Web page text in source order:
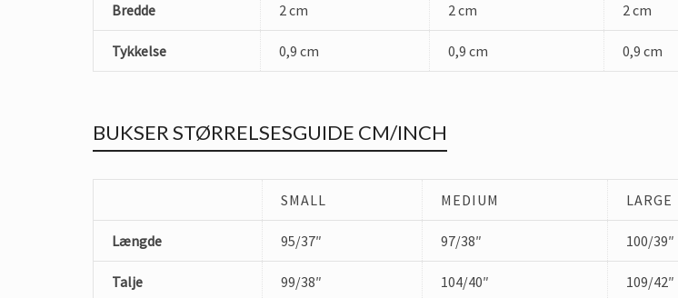
Bredde 2 cm 2 cm 2 cm
Tykkelse 0,9 cm 0,9 cm 0,9 cm
BUKSER STØRRELSESGUIDE CM/INCH
SMALL MEDIUM LARGE
Længde 95/37″ 97/38″ 100/39″
Talje 99/38″ 104/40″ 109/42″